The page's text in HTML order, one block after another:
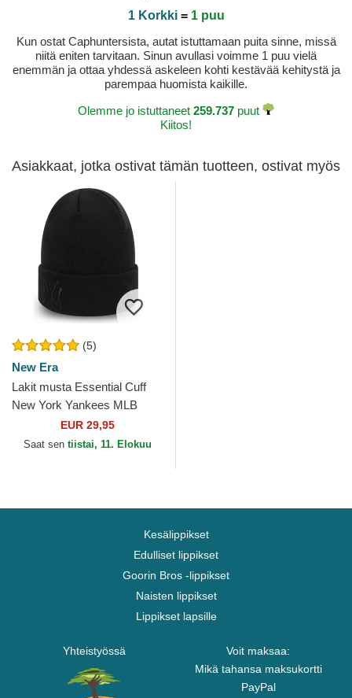
1 Korkki= 1 puu
Kun ostat Caphuntersista, autat istuttamaan puita sinne, missä
niitä eniten tarvitaan. Sinun avullasi voimme 1 puu vielä
enemmän ja ottaa yhdessä askeleen kohti kestävää kehitystä ja
parempaa huomista kaikille.
Olemme jo istuttaneet 259.737 puut
Kiitos!
Asiakkaat, jotka ostivat tämän tuotteen, ostivat myös
(5)
New Era
Lakit musta Essential Cuff
New York Yankees MLB
EUR 29,95
Saat sen tiistai, 11. Elokuu
Kesälippikset
Edulliset lippikset
Goorin Bros -lippikset
Naisten lippikset
Lippikset lapsille
Yhteistyössä
Voit maksaa:
Mikä tahansa maksukortti
PayPal